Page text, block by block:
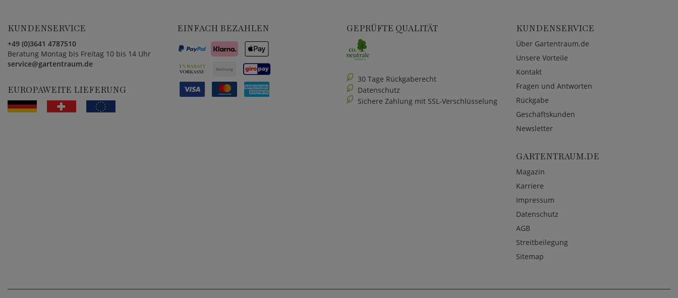
KUNDENSERVICE
+49 (0)3641 4787510
Beratung Montag bis Freitag 10 bis 14 Uhr
service@gartentraum.de
EUROPAWEITE LIEFERUNG
EINFACH BEZAHLEN GEPRÜFTE QUALITÄT
30 Tage Rückgaberecht
Datenschutz
Sichere Zahlung mit SSL-Verschlüsselung
KUNDENSERVICE
Über Gartentraum.de
Unsere Vorteile
Kontakt
Fragen und Antworten
Rückgabe
Geschäftskunden
Newsletter
GARTENTRAUM.DE
Magazin
Karriere
Impressum
Datenschutz
AGB
Streitbeilegung
Sitemap